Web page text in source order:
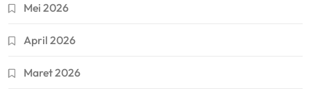
Mei 2026
April 2026
Maret 2026